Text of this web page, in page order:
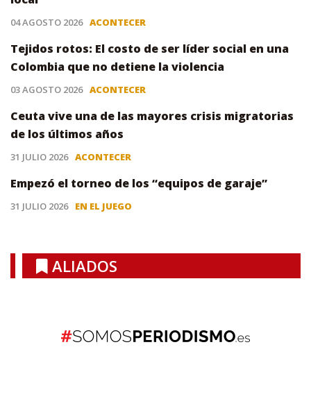
04 AGOSTO 2026 ACONTECER
Tejidos rotos: El costo de ser líder social en una
Colombia que no detiene la violencia
03 AGOSTO 2026 ACONTECER
Ceuta vive una de las mayores crisis migratorias
de los últimos años
31 JULIO 2026 ACONTECER
Empezó el torneo de los “equipos de garaje”
31 JULIO 2026 EN EL JUEGO
ALIADOS